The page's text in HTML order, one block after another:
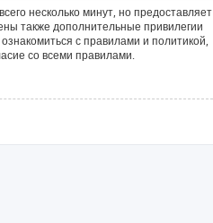
несколько минут, но предоставляет
также дополнительные привилегии
с правилами и политикой,
со всеми правилами.